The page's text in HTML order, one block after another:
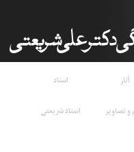
آثار
اسناد
و تصاویر
استاد شریعتی